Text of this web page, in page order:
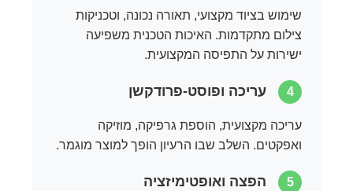
שימוש בציוד מקצועי, תאורה נכונה, וטכניקות
צילום מתקדמות. האיכות הטכנית משפיעה
ישירות על התפיסה המקצועית.
4 עריכה ופוסט-פרודקשן
עריכה מקצועית, הוספת גרפיקה, מוזיקה
ואפקטים. השלב שבו הרעיון הופך למוצר מוגמר.
5 הפצה ואופטימיזציה